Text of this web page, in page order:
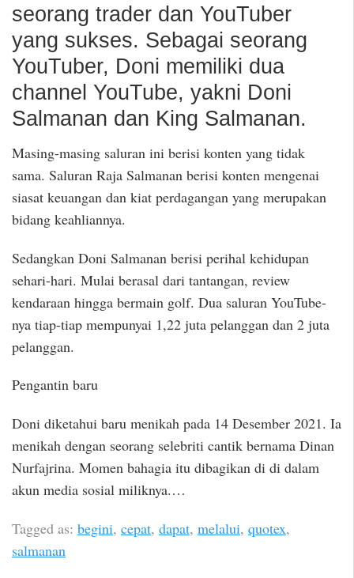
seorang trader dan YouTuber
yang sukses. Sebagai seorang
YouTuber, Doni memiliki dua
channel YouTube, yakni Doni
Salmanan dan King Salmanan.
Masing-masing saluran ini berisi konten yang tidak
sama. Saluran Raja Salmanan berisi konten mengenai
siasat keuangan dan kiat perdagangan yang merupakan
bidang keahliannya.
Sedangkan Doni Salmanan berisi perihal kehidupan
sehari-hari. Mulai berasal dari tantangan, review
kendaraan hingga bermain golf. Dua saluran YouTube-
nya tiap-tiap mempunyai 1,22 juta pelanggan dan 2 juta
pelanggan.
Pengantin baru
Doni diketahui baru menikah pada 14 Desember 2021. Ia
menikah dengan seorang selebriti cantik bernama Dinan
Nurfajrina. Momen bahagia itu dibagikan di di dalam
akun media sosial miliknya.…
Tagged as: begini, cepat, dapat, melalui, quotex,
salmanan